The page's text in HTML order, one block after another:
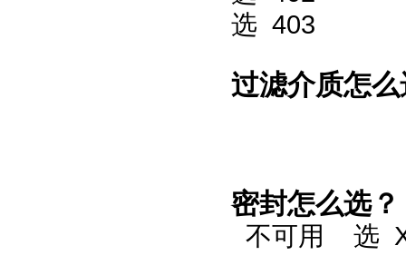
选 403
过滤介质怎
密封怎么选？
不可用 选